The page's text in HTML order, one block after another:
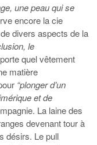
une peau qui se
encore la cie
divers aspects de la
le
quel vêtement
matière
“plonger d’un
et de
La laine des
devenant tour à
désirs. Le pull